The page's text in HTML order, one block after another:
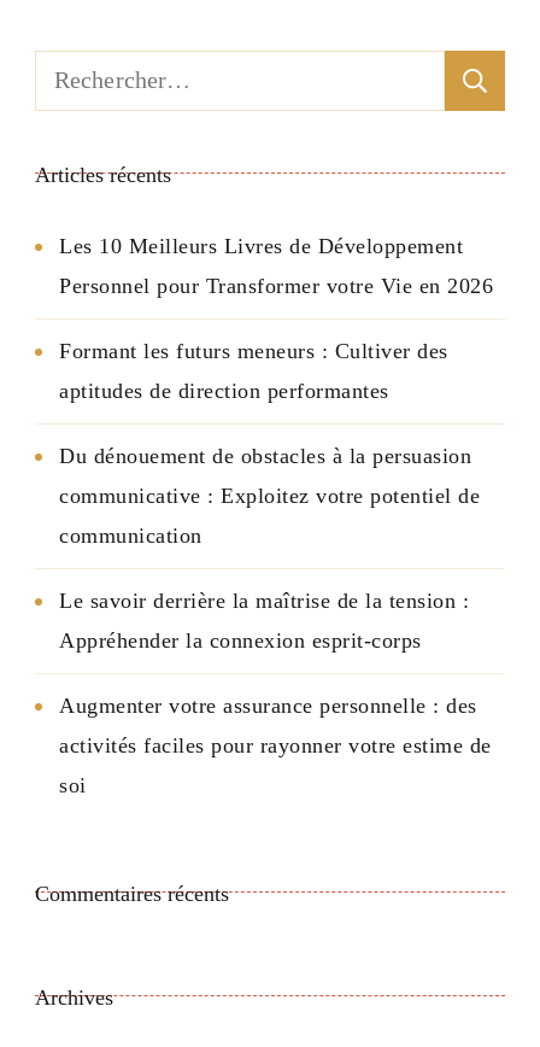
Rechercher :
Articles récents
Les 10 Meilleurs Livres de Développement
Personnel pour Transformer votre Vie en 2026
Formant les futurs meneurs : Cultiver des
aptitudes de direction performantes
Du dénouement de obstacles à la persuasion
communicative : Exploitez votre potentiel de
communication
Le savoir derrière la maîtrise de la tension :
Appréhender la connexion esprit-corps
Augmenter votre assurance personnelle : des
activités faciles pour rayonner votre estime de
soi
Commentaires récents
Archives